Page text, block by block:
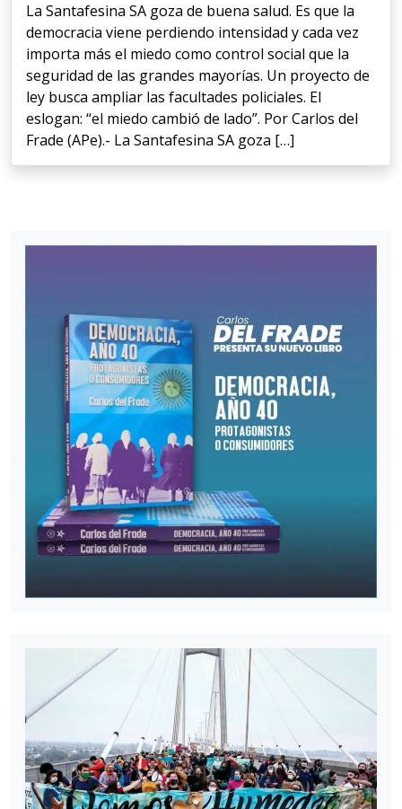
La Santafesina SA goza de buena salud. Es que la
democracia viene perdiendo intensidad y cada vez
importa más el miedo como control social que la
seguridad de las grandes mayorías. Un proyecto de
ley busca ampliar las facultades policiales. El
eslogan: “el miedo cambió de lado”. Por Carlos del
Frade (APe).- La Santafesina SA goza […]